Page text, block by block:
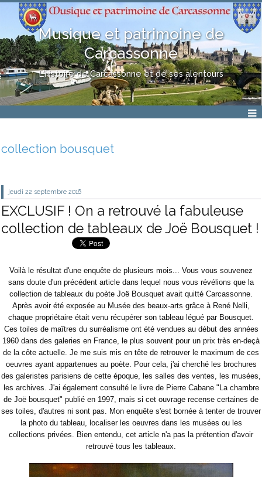
Musique et patrimoine de
Carcassonne
L'histoire de Carcassonne et de ses alentours
collection bousquet
jeudi 22 septembre 2016
EXCLUSIF ! On a retrouvé la fabuleuse
collection de tableaux de Joë Bousquet !
Voilà le résultat d'une enquête de plusieurs mois... Vous vous souvenez
sans doute d'un précédent article dans lequel nous vous révélions que la
collection de tableaux du poète Joë Bousquet avait quitté Carcassonne.
Après avoir été exposée au Musée des beaux-arts grâce à René Nelli,
chaque propriétaire était venu récupérer son tableau légué par Bousquet.
Ces toiles de maîtres du surréalisme ont été vendues au début des années
1960 dans des galeries en France, le plus souvent pour un prix très en-deçà
de la côte actuelle. Je me suis mis en tête de retrouver le maximum de ces
oeuvres ayant appartenues au poète. Pour cela, j'ai cherché les brochures
des galeristes parisiens de cette époque, les salles des ventes, les musées,
les archives. J'ai également consulté le livre de Pierre Cabane "La chambre
de Joë bousquet" publié en 1997, mais si cet ouvrage recense certaines de
ses toiles, d'autres ni sont pas. Mon enquête s'est bornée à tenter de trouver
la photo du tableau, localiser les oeuvres dans les musées ou les
collections privées. Bien entendu, cet article n'a pas la prétention d'avoir
retrouvé tous les tableaux.